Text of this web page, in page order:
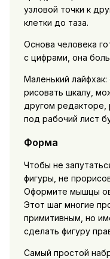
узловой точки к
клетки до таза.
Основа человека
с цифрами, она
Маленький
рисовать шкалу,
другом редакторе,
под рабочий лист
Форма
Чтобы не
фигуры, не
Оформите мышцы
Этот шаг многие
примитивным, но
сделать фигуру
Самый простой